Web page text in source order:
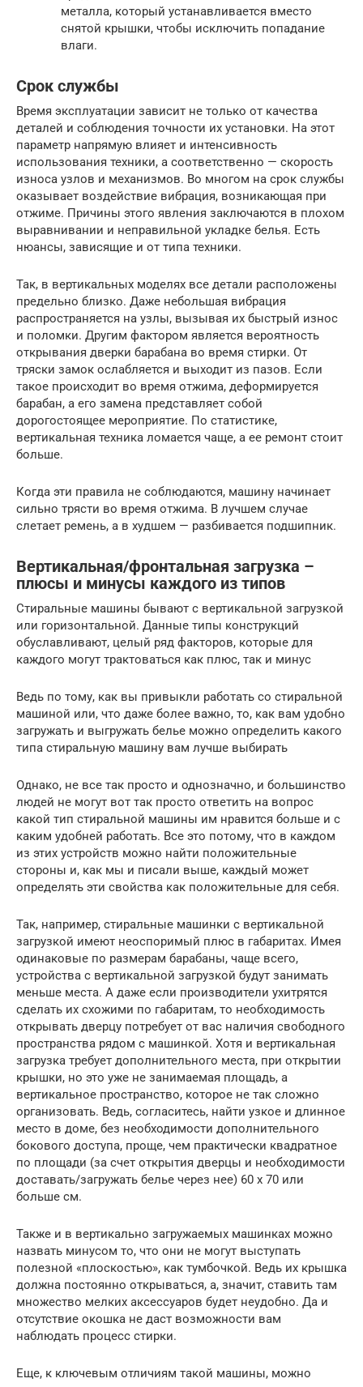
металла, который устанавливается вместо
снятой крышки, чтобы исключить попадание
влаги.
Срок службы
Время эксплуатации зависит не только от качества
деталей и соблюдения точности их установки. На этот
параметр напрямую влияет и интенсивность
использования техники, а соответственно — скорость
износа узлов и механизмов. Во многом на срок службы
оказывает воздействие вибрация, возникающая при
отжиме. Причины этого явления заключаются в плохом
выравнивании и неправильной укладке белья. Есть
нюансы, зависящие и от типа техники.
Так, в вертикальных моделях все детали расположены
предельно близко. Даже небольшая вибрация
распространяется на узлы, вызывая их быстрый износ
и поломки. Другим фактором является вероятность
открывания дверки барабана во время стирки. От
тряски замок ослабляется и выходит из пазов. Если
такое происходит во время отжима, деформируется
барабан, а его замена представляет собой
дорогостоящее мероприятие. По статистике,
вертикальная техника ломается чаще, а ее ремонт стоит
больше.
Когда эти правила не соблюдаются, машину начинает
сильно трясти во время отжима. В лучшем случае
слетает ремень, а в худшем — разбивается подшипник.
Вертикальная/фронтальная загрузка –
плюсы и минусы каждого из типов
Стиральные машины бывают с вертикальной загрузкой
или горизонтальной. Данные типы конструкций
обуславливают, целый ряд факторов, которые для
каждого могут трактоваться как плюс, так и минус
Ведь по тому, как вы привыкли работать со стиральной
машиной или, что даже более важно, то, как вам удобно
загружать и выгружать белье можно определить какого
типа стиральную машину вам лучше выбирать
Однако, не все так просто и однозначно, и большинство
людей не могут вот так просто ответить на вопрос
какой тип стиральной машины им нравится больше и с
каким удобней работать. Все это потому, что в каждом
из этих устройств можно найти положительные
стороны и, как мы и писали выше, каждый может
определять эти свойства как положительные для себя.
Так, например, стиральные машинки с вертикальной
загрузкой имеют неоспоримый плюс в габаритах. Имея
одинаковые по размерам барабаны, чаще всего,
устройства с вертикальной загрузкой будут занимать
меньше места. А даже если производители ухитрятся
сделать их схожими по габаритам, то необходимость
открывать дверцу потребует от вас наличия свободного
пространства рядом с машинкой. Хотя и вертикальная
загрузка требует дополнительного места, при открытии
крышки, но это уже не занимаемая площадь, а
вертикальное пространство, которое не так сложно
организовать. Ведь, согласитесь, найти узкое и длинное
место в доме, без необходимости дополнительного
бокового доступа, проще, чем практически квадратное
по площади (за счет открытия дверцы и необходимости
доставать/загружать белье через нее) 60 х 70 или
больше см.
Также и в вертикально загружаемых машинках можно
назвать минусом то, что они не могут выступать
полезной «плоскостью», как тумбочкой. Ведь их крышка
должна постоянно открываться, а, значит, ставить там
множество мелких аксессуаров будет неудобно. Да и
отсутствие окошка не даст возможности вам
наблюдать процесс стирки.
Еще, к ключевым отличиям такой машины, можно